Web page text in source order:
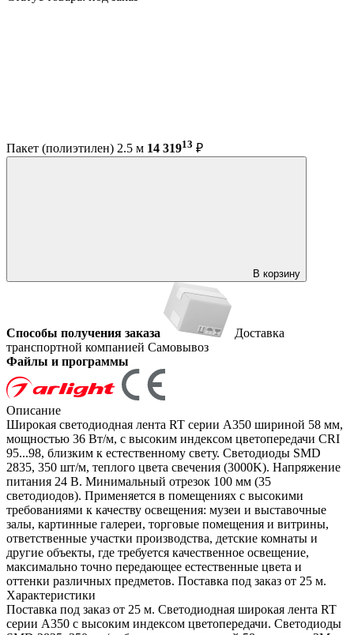
Пакет (полиэтилен) 2.5 м 14 31913 ₽
В корзину
Способы получения заказа
Доставка
транспортной компанией Самовывоз
Файлы и программы
Описание
Широкая светодиодная лента RT серии A350 шириной 58 мм,
мощностью 36 Вт/м, с высоким индексом цветопередачи CRI
95...98, близким к естественному свету. Светодиоды SMD
2835, 350 шт/м, теплого цвета свечения (3000K). Напряжение
питания 24 В. Минимальный отрезок 100 мм (35
светодиодов). Применяется в помещениях с высокими
требованиями к качеству освещения: музеи и выставочные
залы, картинные галереи, торговые помещения и витрины,
ответственные участки производства, детские комнаты и
другие объекты, где требуется качественное освещение,
максимально точно передающее естественные цвета и
оттенки различных предметов. Поставка под заказ от 25 м.
Характеристики
Поставка под заказ от 25 м. Светодиодная широкая лента RT
серии A350 с высоким индексом цветопередачи. Светодиоды